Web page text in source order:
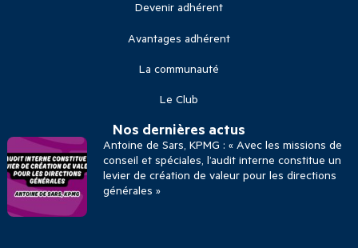
Devenir adhérent
Avantages adhérent
La communauté
Le Club
Nos dernières actus
Antoine de Sars, KPMG : « Avec les missions de
conseil et spéciales, l’audit interne constitue un
levier de création de valeur pour les directions
générales »